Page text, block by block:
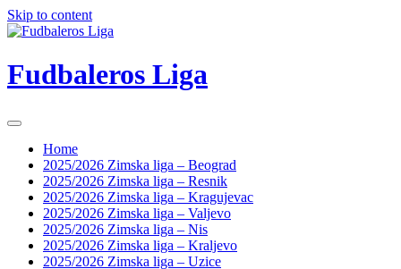
Skip to content
Fudbaleros Liga
Home
2025/2026 Zimska liga – Beograd
2025/2026 Zimska liga – Resnik
2025/2026 Zimska liga – Kragujevac
2025/2026 Zimska liga – Valjevo
2025/2026 Zimska liga – Nis
2025/2026 Zimska liga – Kraljevo
2025/2026 Zimska liga – Uzice